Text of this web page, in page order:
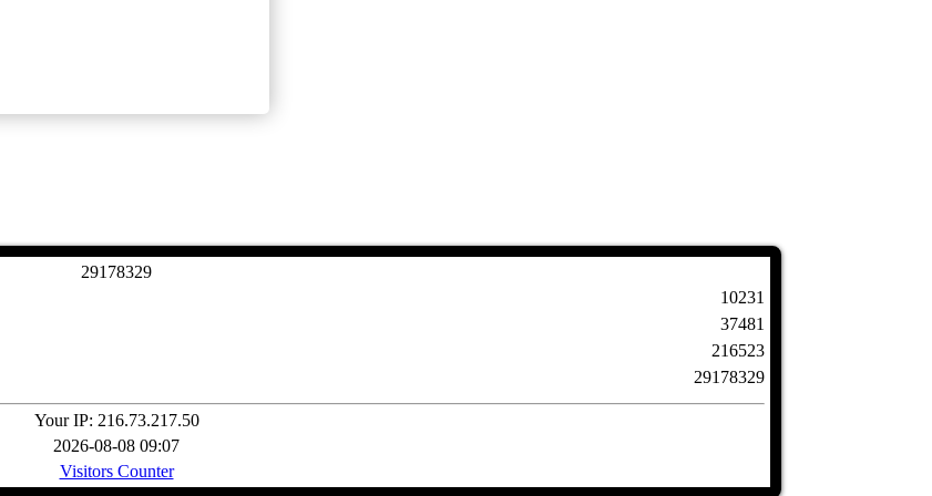
291 78329
10231
37481
216523
29178329
Your IP: 216.73.217.50
2026-08-08 09:07
Visitors Counter